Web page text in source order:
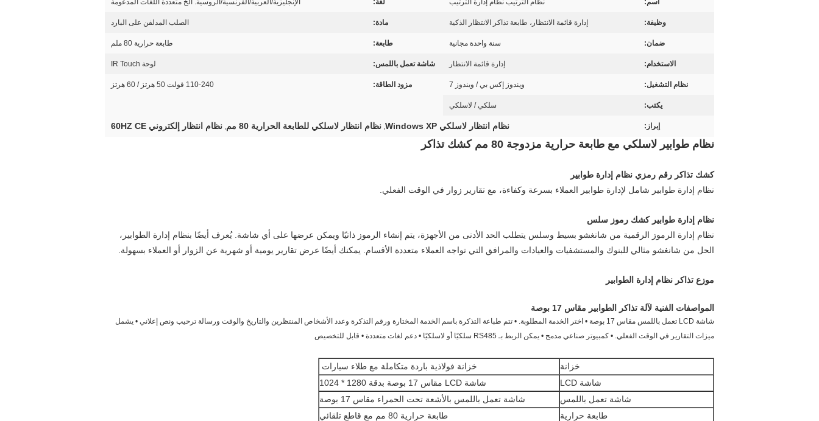
اسم: نظام الترتيب نظام إدارة الترتيب لغة: الإنجليزية/العربية/الفرنسية/الروسية. الخ متعددة اللغات المدعومة
وظيفة: إدارة قائمة الانتظار، طابعة تذاكر الانتظار الذكية مادة: الصلب المدلفن على البارد
ضمان: سنة واحدة مجانية طابعة: طابعة حرارية 80 ملم
الاستخدام: إدارة قائمة الانتظار شاشة تعمل باللمس: لوحة IR Touch
نظام التشغيل: ويندوز إكس بي / ويندوز 7 مزود الطاقة: 110-240 فولت 50 هرتز / 60 هرتز
يكتب: سلكي / لاسلكي
إبراز: نظام انتظار لاسلكي Windows XP , نظام انتظار لاسلكي للطابعة الحرارية 80 مم , نظام انتظار إلكتروني 60HZ CE
نظام طوابير لاسلكي مع طابعة حرارية مزدوجة 80 مم كشك تذاكر
كشك تذاكر رقم رمزي نظام إدارة طوابير
نظام إدارة طوابير شامل لإدارة طوابير العملاء بسرعة وكفاءة، مع تقارير زوار في الوقت الفعلي.
نظام إدارة طوابير كشك رموز سلس
نظام إدارة الرموز الرقمية من شانغشو بسيط وسلس يتطلب الحد الأدنى من الأجهزة، يتم إنشاء الرموز ذاتيًا ويمكن عرضها على أي شاشة. يُعرف أيضًا بنظام إدارة الطوابير،
الحل من شانغشو مثالي للبنوك والمستشفيات والعيادات والمرافق التي تواجه العملاء متعددة الأقسام. يمكنك أيضًا عرض تقارير يومية أو شهرية عن الزوار أو العملاء بسهولة.
موزع تذاكر نظام إدارة الطوابير
المواصفات الفنية لآلة تذاكر الطوابير مقاس 17 بوصة
شاشة LCD تعمل باللمس مقاس 17 بوصة • اختر الخدمة المطلوبة. • تتم طباعة التذكرة باسم الخدمة المختارة ورقم التذكرة وعدد الأشخاص المنتظرين والتاريخ والوقت ورسالة ترحيب ونص إعلاني • يشمل
ميزات التقارير في الوقت الفعلي. • كمبيوتر صناعي مدمج • يمكن الربط بـ RS485 سلكيًا أو لاسلكيًا • دعم لغات متعددة • قابل للتخصيص
خزانة
خزانة فولاذية باردة متكاملة مع طلاء سيارات
شاشة LCD
شاشة LCD مقاس 17 بوصة بدقة 1280 * 1024
شاشة تعمل باللمس
شاشة تعمل باللمس بالأشعة تحت الحمراء مقاس 17 بوصة
طابعة حرارية
طابعة حرارية 80 مم مع قاطع تلقائي